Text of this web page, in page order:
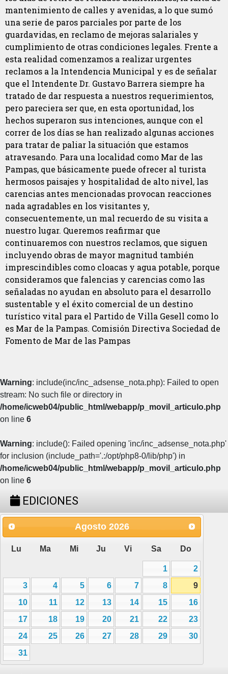
mantenimiento de calles y avenidas, a lo que sumó
una serie de paros parciales por parte de los
guardavidas, en reclamo de mejoras salariales y
cumplimiento de otras condiciones legales. Frente a
esta realidad comenzamos a realizar urgentes
reclamos a la Intendencia Municipal y es de señalar
que el Intendente Dr. Gustavo Barrera siempre ha
tratado de dar respuesta a nuestros requerimientos,
pero pareciera ser que, en esta oportunidad, los
hechos superaron sus intenciones, aunque con el
correr de los días se han realizado algunas acciones
para tratar de paliar la situación que estamos
atravesando. Para una localidad como Mar de las
Pampas, que básicamente puede ofrecer al turista
hermosos paisajes y hospitalidad de alto nivel, las
carencias antes mencionadas provocan reacciones
nada agradables en los visitantes y,
consecuentemente, un mal recuerdo de su visita a
nuestro lugar. Queremos reafirmar que
continuaremos con nuestros reclamos, que siguen
incluyendo obras de mayor magnitud también
imprescindibles como cloacas y agua potable, porque
consideramos que falencias y carencias como las
señaladas no ayudan en absoluto para el desarrollo
sustentable y el éxito comercial de un destino
turístico vital para el Partido de Villa Gesell como lo
es Mar de la Pampas. Comisión Directiva Sociedad de
Fomento de Mar de las Pampas
Warning: include(inc/inc_adsense_nota.php): Failed to open
stream: No such file or directory in
/home/icweb04/public_html/webapp/p_movil_articulo.php
on line 6
Warning: include(): Failed opening 'inc/inc_adsense_nota.php'
for inclusion (include_path='.:/opt/php8-0/lib/php') in
/home/icweb04/public_html/webapp/p_movil_articulo.php
on line 6
EDICIONES
Agosto 2026
Lu Ma Mi Ju Vi Sa Do
1
2
3
4 5 6 7 8
9
10
11 12 13 14 15
16
17
18 19 20 21 22
23
24
25 26 27 28 29
30
31